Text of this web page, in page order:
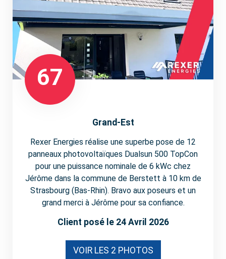
67
Grand-Est
Rexer Energies réalise une superbe pose de 12
panneaux photovoltaïques Dualsun 500 TopCon
pour une puissance nominale de 6 kWc chez
Jérôme dans la commune de Berstett à 10 km de
Strasbourg (Bas-Rhin). Bravo aux poseurs et un
grand merci à Jérôme pour sa confiance.
Client posé le 24 Avril 2026
VOIR LES 2 PHOTOS